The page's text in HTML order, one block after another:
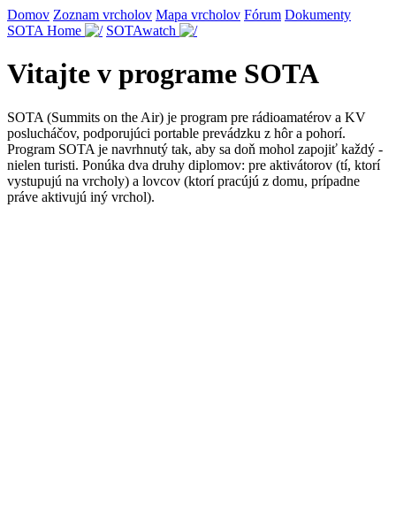
Domov Zoznam vrcholov Mapa vrcholov Fórum Dokumenty
SOTA Home
SOTAwatch
Vitajte v programe SOTA
SOTA (Summits on the Air) je program pre rádioamatérov a KV
poslucháčov, podporujúci portable prevádzku z hôr a pohorí.
Program SOTA je navrhnutý tak, aby sa doň mohol zapojiť každý -
nielen turisti. Ponúka dva druhy diplomov: pre aktivátorov (tí, ktorí
vystupujú na vrcholy) a lovcov (ktorí pracújú z domu, prípadne
práve aktivujú iný vrchol).